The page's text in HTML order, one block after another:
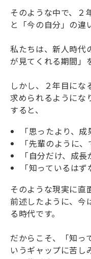
そのような中で、２
と「今の自分」の違
私たちは、新人時代
が見てくれる期間」
しかし、２年目にな
求められるようにな
すると、
「思ったより、成
「先輩のように、
「自分だけ、成
「知っているは
そのような現実に直
前述したように、今
る時代です。
だからこそ、「知っ
いうギャップに苦し